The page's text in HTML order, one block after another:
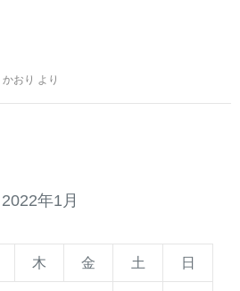
かおり より
2022年1月
木 金 土 日